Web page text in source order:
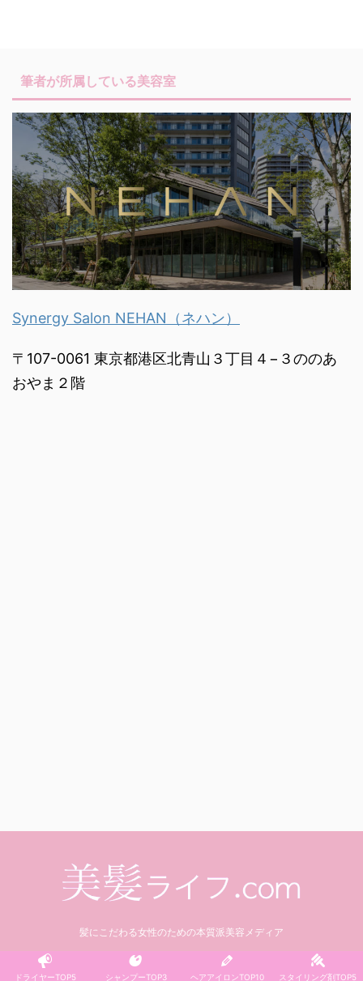
筆者が所属している美容室
Synergy Salon NEHAN（ネハン）
〒107-0061 東京都港区北青山３丁目４−３ののあ
おやま２階
髪にこだわる女性のための本質派美容メディア
© 2021 美髪ライフ.com
ドライヤーTOP5 シャンプーTOP3 ヘアアイロンTOP10 スタイリング剤TOP5